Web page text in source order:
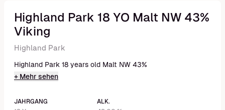
Highland Park 18 YO Malt NW 43%
Viking
Highland Park
Highland Park 18 years old Malt NW 43%
+ Mehr sehen
JAHRGANG ALK.